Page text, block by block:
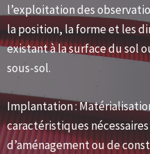
l’exploitation des
la position, la forme et les
existant à la surface du sol
sous-sol.
Implantation :
caractéristiques
d’aménagement ou de